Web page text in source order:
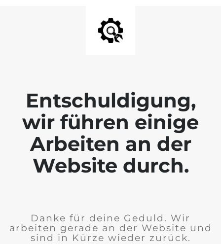
Entschuldigung,
wir führen einige
Arbeiten an der
Website durch.
Danke für deine Geduld. Wir
arbeiten gerade an der Website und
sind in Kürze wieder zurück.